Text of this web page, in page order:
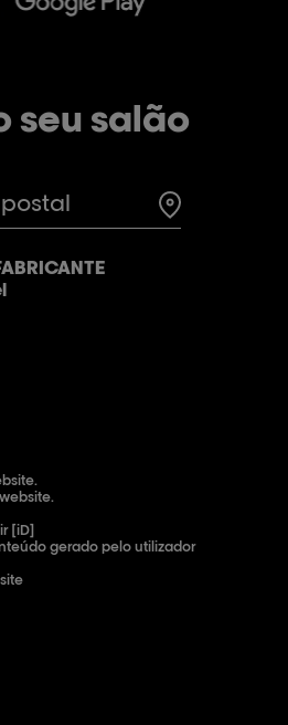
seu salão
Test
[iD]
gerado pelo utilizador